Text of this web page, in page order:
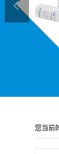
您当前